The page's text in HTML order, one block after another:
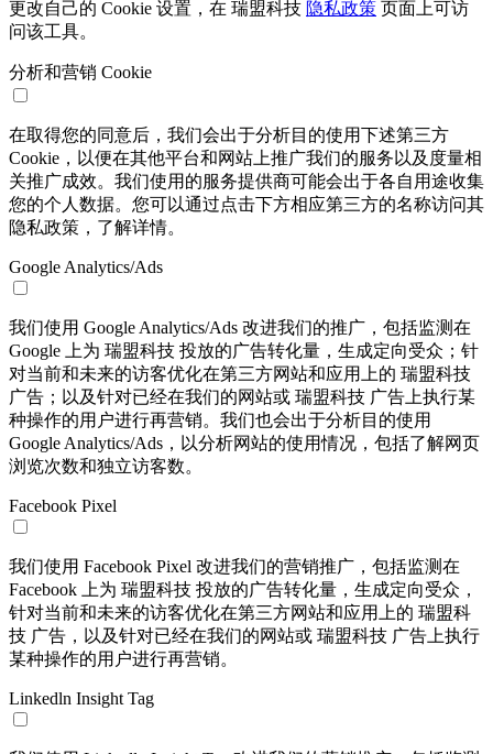
更改自己的 Cookie 设置，在 瑞盟科技 隐私政策 页面上可访
问该工具。
分析和营销 Cookie
在取得您的同意后，我们会出于分析目的使用下述第三方
Cookie，以便在其他平台和网站上推广我们的服务以及度量相
关推广成效。我们使用的服务提供商可能会出于各自用途收集
您的个人数据。您可以通过点击下方相应第三方的名称访问其
隐私政策，了解详情。
Google Analytics/Ads
我们使用 Google Analytics/Ads 改进我们的推广，包括监测在
Google 上为 瑞盟科技 投放的广告转化量，生成定向受众；针
对当前和未来的访客优化在第三方网站和应用上的 瑞盟科技
广告；以及针对已经在我们的网站或 瑞盟科技 广告上执行某
种操作的用户进行再营销。我们也会出于分析目的使用
Google Analytics/Ads，以分析网站的使用情况，包括了解网页
浏览次数和独立访客数。
Facebook Pixel
我们使用 Facebook Pixel 改进我们的营销推广，包括监测在
Facebook 上为 瑞盟科技 投放的广告转化量，生成定向受众，
针对当前和未来的访客优化在第三方网站和应用上的 瑞盟科
技 广告，以及针对已经在我们的网站或 瑞盟科技 广告上执行
某种操作的用户进行再营销。
Linkedln Insight Tag